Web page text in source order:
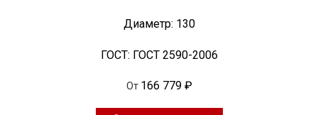
Диаметр: 130
ГОСТ: ГОСТ 2590-2006
От 166 779 ₽